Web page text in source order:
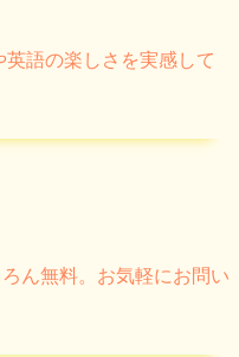
語の楽しさを実感して
ん無料。お気軽にお問い